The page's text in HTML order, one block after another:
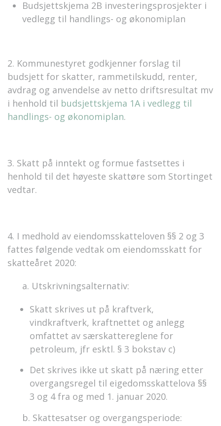
Budsjettskjema 2B investeringsprosjekter i
vedlegg til handlings- og økonomiplan
2. Kommunestyret godkjenner forslag til
budsjett for skatter, rammetilskudd, renter,
avdrag og anvendelse av netto driftsresultat mv
i henhold til budsjettskjema 1A i vedlegg til
handlings- og økonomiplan.
3. Skatt på inntekt og formue fastsettes i
henhold til det høyeste skattøre som Stortinget
vedtar.
4. I medhold av eiendomsskatteloven §§ 2 og 3
fattes følgende vedtak om eiendomsskatt for
skatteåret 2020:
a. Utskrivningsalternativ:
Skatt skrives ut på kraftverk,
vindkraftverk, kraftnettet og anlegg
omfattet av særskattereglene for
petroleum, jfr esktl. § 3 bokstav c)
Det skrives ikke ut skatt på næring etter
overgangsregel til eigedomsskattelova §§
3 og 4 fra og med 1. januar 2020.
b. Skattesatser og overgangsperiode: